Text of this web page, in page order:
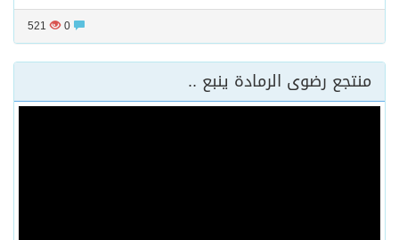
521
منتجع رضوى الرمادة ينبع ..